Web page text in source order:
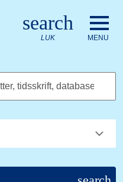
til Det Kongelige
search
LUK MENU
tidsskrift, database